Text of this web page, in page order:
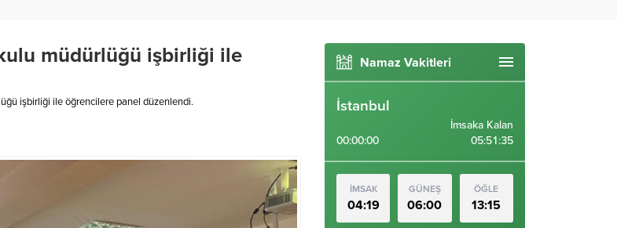
müdürlüğü işbirliği ile
işbirliği ile öğrencilere panel düzenlendi.
Namaz Vakitleri
İstanbul
00:00:00
İmsaka Kalan
05:51:34
İMSAK
04:19
GÜNEŞ
06:00
ÖĞLE
13:15